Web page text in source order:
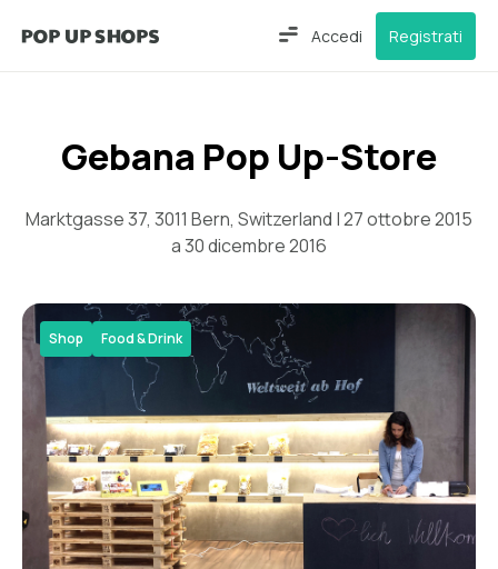
Accedi Registrati
Gebana Pop Up-Store
Marktgasse 37, 3011 Bern, Switzerland | 27 ottobre 2015
a 30 dicembre 2016
Shop Food & Drink